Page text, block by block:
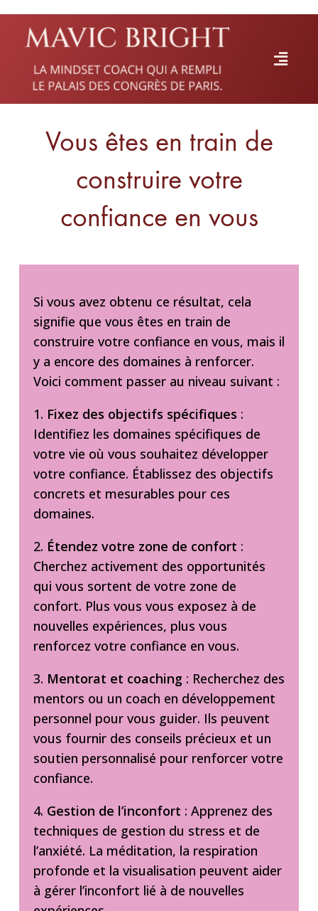
Vous êtes en train de
construire votre
confiance en vous
Si vous avez obtenu ce résultat, cela
signifie que vous êtes en train de
construire votre confiance en vous, mais il
y a encore des domaines à renforcer.
Voici comment passer au niveau suivant :
1. Fixez des objectifs spécifiques :
Identifiez les domaines spécifiques de
votre vie où vous souhaitez développer
votre confiance. Établissez des objectifs
concrets et mesurables pour ces
domaines.
2. Étendez votre zone de confort :
Cherchez activement des opportunités
qui vous sortent de votre zone de
confort. Plus vous vous exposez à de
nouvelles expériences, plus vous
renforcez votre confiance en vous.
3. Mentorat et coaching : Recherchez des
mentors ou un coach en développement
personnel pour vous guider. Ils peuvent
vous fournir des conseils précieux et un
soutien personnalisé pour renforcer votre
confiance.
4. Gestion de l’inconfort : Apprenez des
techniques de gestion du stress et de
l’anxiété. La méditation, la respiration
profonde et la visualisation peuvent aider
à gérer l’inconfort lié à de nouvelles